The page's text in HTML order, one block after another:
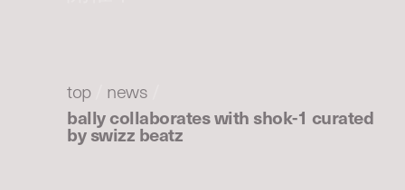
top/ news
bally collaborates with shok-1 curated
by swizz beatz